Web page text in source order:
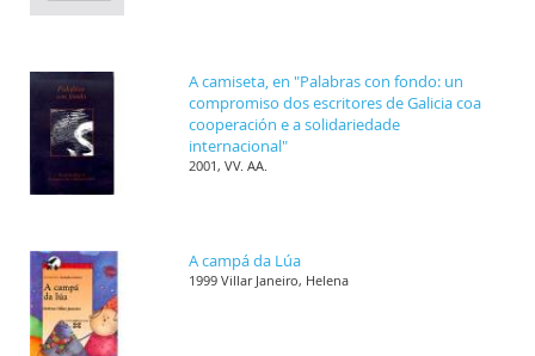
A camiseta, en "Palabras con fondo: un
compromiso dos escritores de Galicia coa
cooperación e a solidariedade
internacional"
2001, VV. AA.
A campá da Lúa
1999 Villar Janeiro, Helena